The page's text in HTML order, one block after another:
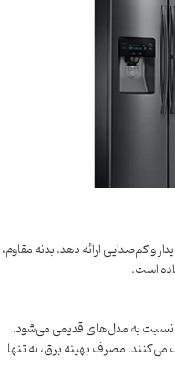
و کم‌صدایی ارائه دهد. بدنه مقاوم،
است.
با فناوری اینورتر طراحی شده که باعث کاهش مصرف انرژی تا ۳۰ درصد نسبت به مدل‌های قدیمی می‌شود.
می‌کنند. مصرف بهینه برق، نه تنها